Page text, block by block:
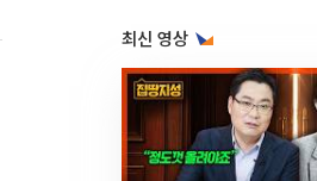
최신 영상